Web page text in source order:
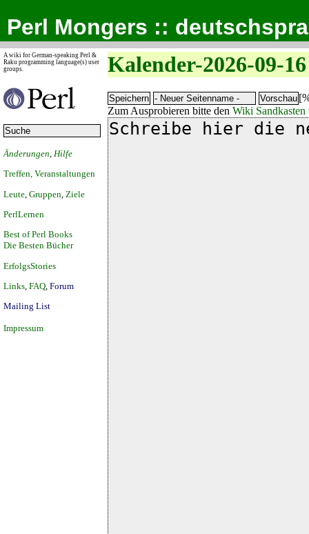
Perl Mongers ::
A wiki for German-speaking Perl &
Raku programming language(s) user
groups.
Änderungen Hilfe
Treffen, Veranstaltungen
Leute Gruppen Ziele
PerlLernen
Best of Perl Books
Die Besten Bücher
ErfolgsStories
Links FAQ Forum
Mailing List
Impressum
Kalender-2026-09-16
Zum Ausprobieren bitte den Wiki Sandkasten